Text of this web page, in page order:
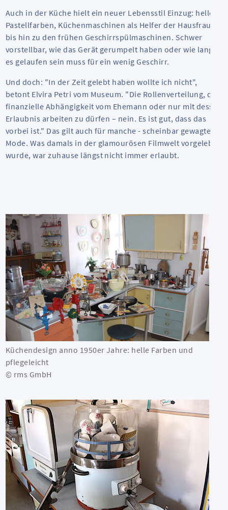
Auch in der Küche hielt ein neuer Lebensstil Einzug: helle
Pastellfarben, Küchenmaschinen als Helfer der Hausfrau -
bis hin zu den frühen Geschirrspülmaschinen. Schwer
vorstellbar, wie das Gerät gerumpelt haben oder wie lange
es gelaufen sein muss für ein wenig Geschirr.
Und doch: "In der Zeit gelebt haben wollte ich nicht",
betont Elvira Petri vom Museum. "Die Rollenverteilung, die
finanzielle Abhängigkeit vom Ehemann oder nur mit dessen
Erlaubnis arbeiten zu dürfen – nein. Es ist gut, dass das
vorbei ist." Das gilt auch für manche - scheinbar gewagte -
Mode. Was damals in der glamourösen Filmwelt vorgelebt
wurde, war zuhause längst nicht immer erlaubt.
Küchendesign anno 1950er Jahre: helle Farben und
pflegeleicht
© rms GmbH